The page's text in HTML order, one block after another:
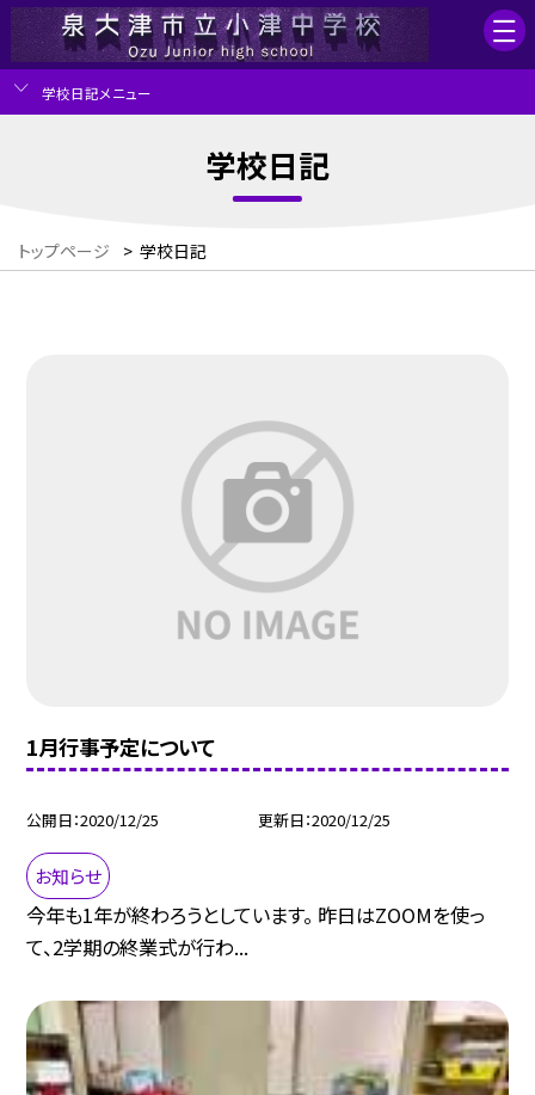
学校日記メニュー
学校日記
トップページ > 学校日記
1月行事予定について
公開日 2020/12/25 更新日 2020/12/25
お知らせ
今年も1年が終わろうとしています。 昨日はZOOMを使っ
て、2学期の終業式が行わ...